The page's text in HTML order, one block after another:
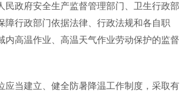
民政府安全生产监督管理部门、卫生行政部
障行政部门依据法律、行政法规和各自职
内高温作业、高温天气作业劳动保护的监督
应当建立、健全防暑降温工作制度，采取有